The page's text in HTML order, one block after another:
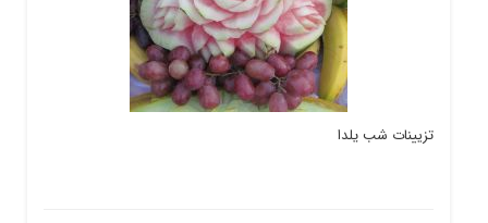
تزیینات شب یلدا